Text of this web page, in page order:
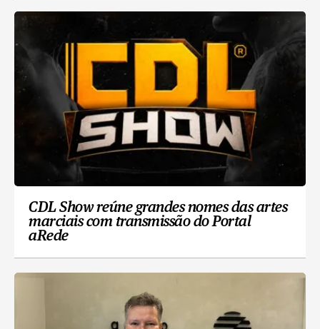
CDL Show reúne grandes nomes das artes
marciais com transmissão do Portal
aRede